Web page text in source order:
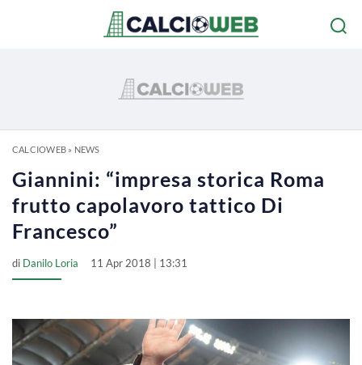
CALCIOWEB» NEWS
Giannini: “impresa storica Roma
frutto capolavoro tattico Di
Francesco”
di Danilo Loria 11 Apr 2018 | 13:31